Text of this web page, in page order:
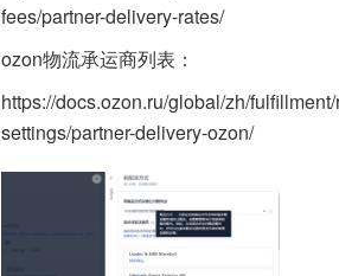
fees/partner-delivery-rates/
ozon物流承运商列表：
https://docs.ozon.ru/global/zh/
settings/partner-delivery-ozon/